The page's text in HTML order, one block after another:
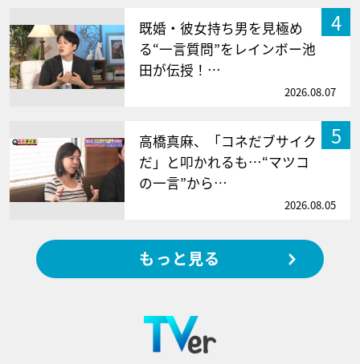
4
既婚・彼女持ち男を見極め
る“一言質問”をレインボー池
田が伝授！…
2026.08.07
5
高橋真麻、「コネだブサイク
だ」と叩かれるも…“マツコ
の一言”から…
2026.08.05
もっと見る